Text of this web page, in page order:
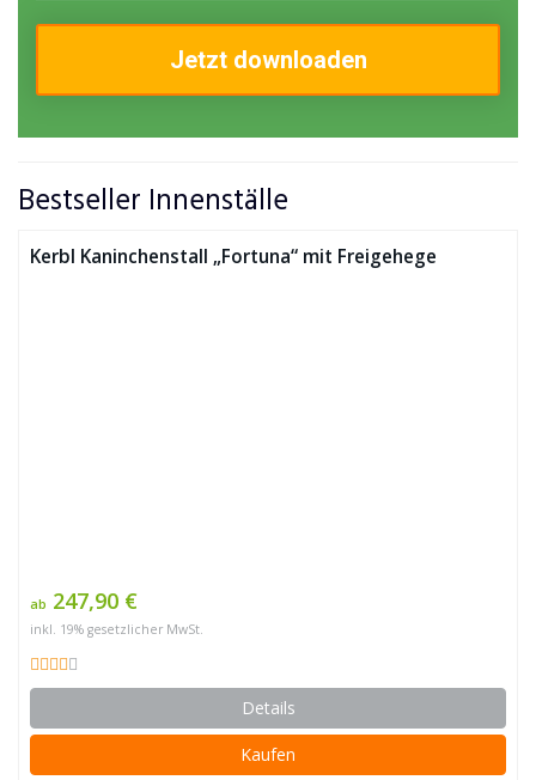
Jetzt downloaden
Bestseller Innenställe
Kerbl Kaninchenstall „Fortuna“ mit Freigehege
ab 247,90 €
inkl. 19% gesetzlicher MwSt.
Details
Kaufen